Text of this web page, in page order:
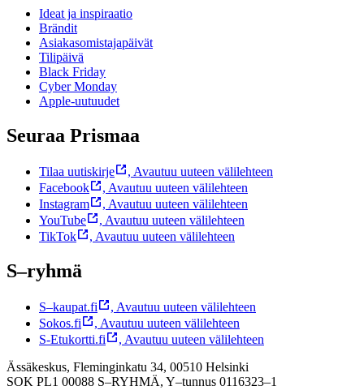
Ideat ja inspiraatio
Brändit
Asiakasomistajapäivät
Tilipäivä
Black Friday
Cyber Monday
Apple-uutuudet
Seuraa Prismaa
Tilaa uutiskirje , Avautuu uuteen välilehteen
Facebook
, Avautuu uuteen välilehteen
Instagram
, Avautuu uuteen välilehteen
YouTube
, Avautuu uuteen välilehteen
TikTok
, Avautuu uuteen välilehteen
S–ryhmä
S–kaupat.fi , Avautuu uuteen välilehteen
Sokos.fi
, Avautuu uuteen välilehteen
S-Etukortti.fi
, Avautuu uuteen välilehteen
Ässäkeskus, Fleminginkatu 34, 00510 Helsinki
SOK PL1 00088 S–RYHMÄ, Y–tunnus 0116323–1